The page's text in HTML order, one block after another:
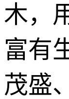
木，
富有
茂盛